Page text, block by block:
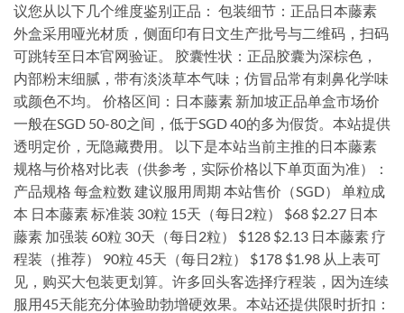
议您从以下几个维度鉴别正品： 包装细节：正品日本藤素
外盒采用哑光材质，侧面印有日文生产批号与二维码，扫码
可跳转至日本官网验证。 胶囊性状：正品胶囊为深棕色，
内部粉末细腻，带有淡淡草本气味；仿冒品常有刺鼻化学味
或颜色不均。 价格区间：日本藤素 新加坡正品单盒市场价
一般在SGD 50-80之间，低于SGD 40的多为假货。本站提供
透明定价，无隐藏费用。 以下是本站当前主推的日本藤素
规格与价格对比表（供参考，实际价格以下单页面为准）：
产品规格 每盒粒数 建议服用周期 本站售价（SGD） 单粒成
本 日本藤素 标准装 30粒 15天（每日2粒） $68 $2.27 日本
藤素 加强装 60粒 30天（每日2粒） $128 $2.13 日本藤素 疗
程装（推荐） 90粒 45天（每日2粒） $178 $1.98 从上表可
见，购买大包装更划算。许多回头客选择疗程装，因为连续
服用45天能充分体验助勃增硬效果。本站还提供限时折扣：